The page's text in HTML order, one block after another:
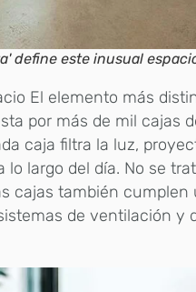
define este inusual
El elemento más
por más de mil cajas
caja filtra la luz,
largo del día. No se
cajas también
de ventilación y